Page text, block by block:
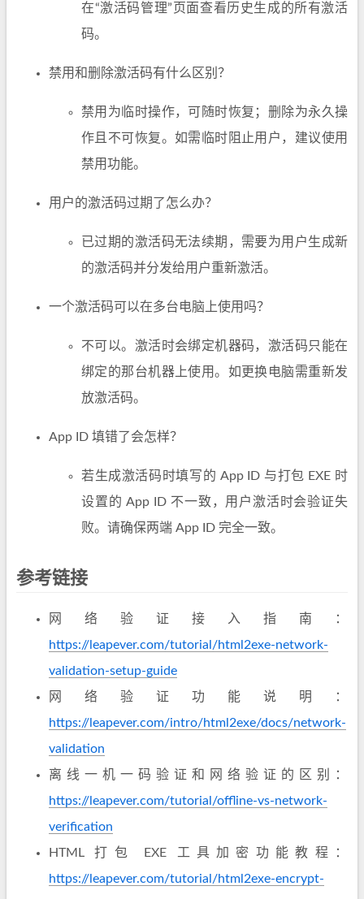
在“激活码管理”页面查看历史生成的所有激活
码。
禁用和删除激活码有什么区别？
禁用为临时操作，可随时恢复；删除为永久操
作且不可恢复。如需临时阻止用户，建议使用
禁用功能。
用户的激活码过期了怎么办？
已过期的激活码无法续期，需要为用户生成新
的激活码并分发给用户重新激活。
一个激活码可以在多台电脑上使用吗？
不可以。激活时会绑定机器码，激活码只能在
绑定的那台机器上使用。如更换电脑需重新发
放激活码。
App ID 填错了会怎样？
若生成激活码时填写的 App ID 与打包 EXE 时
设置的 App ID 不一致，用户激活时会验证失
败。请确保两端 App ID 完全一致。
参考链接
网络验证接入指南：
https://leapever.com/tutorial/html2exe-network-
validation-setup-guide
网络验证功能说明：
https://leapever.com/intro/html2exe/docs/network-
validation
离线一机一码验证和网络验证的区别：
https://leapever.com/tutorial/offline-vs-network-
verification
HTML 打包 EXE 工具加密功能教程：
https://leapever.com/tutorial/html2exe-encrypt-